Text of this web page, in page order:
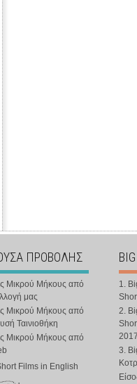
ΠΡΟΒΟΛΗΣ
Μικρού Μήκους από
μας
Μικρού Μήκους από
Ταινιοθήκη
Μικρού Μήκους από
Films in English
1.
2.
3.